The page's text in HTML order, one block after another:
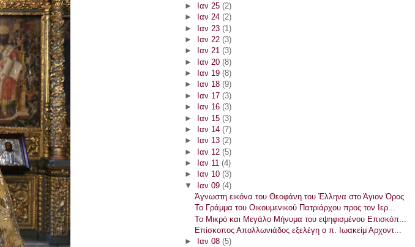
►
Ιαν 25 (2)
►
Ιαν 24 (2)
► Ιαν 23 (1)
►
Ιαν 22 (3)
►
Ιαν 21 (3)
► Ιαν 20 (8)
►
Ιαν 19 (8)
►
Ιαν 18 (9)
►
Ιαν 17 (3)
►
Ιαν 16 (3)
► Ιαν 15 (3)
►
Ιαν 14 (7)
►
Ιαν 13 (2)
► Ιαν 12 (5)
►
Ιαν 11 (4)
►
Ιαν 10 (3)
▼ Ιαν 09 (4)
Άγνωστη εικόνα του Θεοφάνη του Έλληνα στο Άγιον Όρος
Το Γράμμα του Οικουμενικού Πατριάρχου προς τον Ιερ...
Το Μικρό και Μεγάλο Μήνυμα του εψηφισμένου Επισκόπ...
Επίσκοπος Απολλωνιάδος εξελέγη ο π. Ιωακείμ Αρχοντ...
►
Ιαν 08 (5)